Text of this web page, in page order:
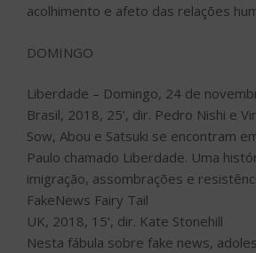
acolhimento e afeto das relações
DOMINGO
Liberdade – Domingo, 24 de
Brasil, 2018, 25’, dir. Pedro Nishi e
Sow, Abou e Satsuki se encontram
Paulo chamado Liberdade. Uma
imigração, assombrações e
FakeNews Fairy Tail
UK, 2018, 15’, dir. Kate Stonehill
Nesta fábula sobre fake news,